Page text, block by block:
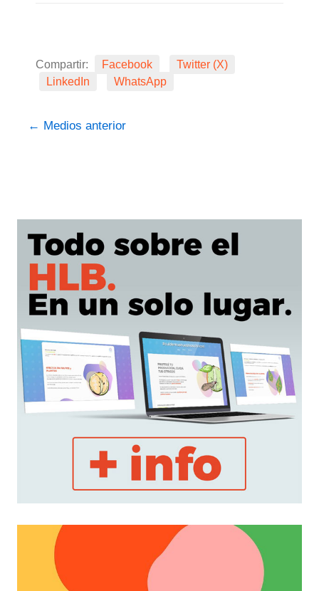
Compartir: Facebook
Twitter (X)
LinkedIn
WhatsApp
← Medios anterior